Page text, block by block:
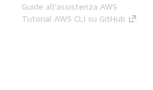
Guide all'assistenza AWS
Tutorial AWS CLI su GitHub